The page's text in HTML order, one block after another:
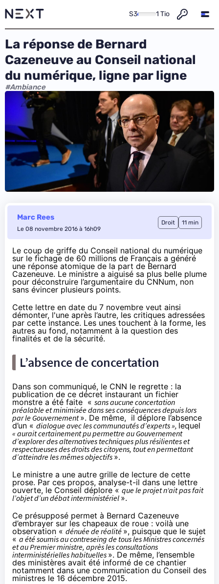
S3 1 Tio
La réponse de Bernard
Cazeneuve au Conseil national
du numérique, ligne par ligne
#Ambiance
Marc Rees
Le 08 novembre 2016 à 16h09
Droit 11 min
Le coup de griffe du Conseil national du numérique
sur le fichage de 60 millions de Français a généré
une réponse atomique de la part de Bernard
Cazeneuve. Le ministre a aiguisé sa plus belle plume
pour déconstruire l’argumentaire du CNNum, non
sans évincer plusieurs points.
Cette lettre en date du 7 novembre veut ainsi
démonter, l'une après l’autre, les critiques adressées
par cette instance. Les unes touchent à la forme, les
autres au fond, notamment à la question des
finalités et de la sécurité.
L’absence de concertation
Dans son communiqué, le CNN le regrette : la
publication de ce décret instaurant un fichier
monstre a été faite « sans aucune concertation
préalable et minimisée dans ses conséquences depuis lors
par le Gouvernement». De même, il déplore l’absence
d’un « dialogue avec les communautés d’experts », lequel
« aurait certainement pu permettre au Gouvernement
d’explorer des alternatives techniques plus résilientes et
respectueuses des droits des citoyens, tout en permettant
d’atteindre les mêmes objectifs ».
Le ministre a une autre grille de lecture de cette
prose. Par ces propos, analyse-t-il dans une lettre
ouverte, le Conseil déplore « que le projet n‘ait pas fait
l’objet d’un débat interministériel ».
Ce présupposé permet à Bernard Cazeneuve
d’embrayer sur les chapeaux de roue : voilà une
observation « dénuée de réalité », puisque que le sujet
« a été soumis au contreseing de tous les Ministres concernés
et au Premier ministre, après les consultations
interministérielles habituelles ». De même, l’ensemble
des ministères avait été informé de ce chantier
notamment dans une communication du Conseil des
ministres le 16 décembre 2015.